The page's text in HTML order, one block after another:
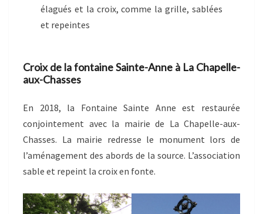
élagués et la croix, comme la grille, sablées
et repeintes
Croix de la fontaine Sainte-Anne à La Chapelle-
aux-Chasses
En 2018, la Fontaine Sainte Anne est restaurée
conjointement avec la mairie de La Chapelle-aux-
Chasses. La mairie redresse le monument lors de
l’aménagement des abords de la source. L’association
sable et repeint la croix en fonte.